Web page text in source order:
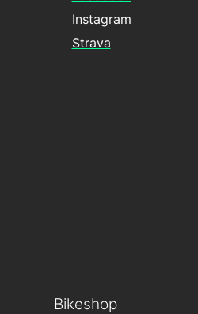
Instagram
Strava
Bikeshop